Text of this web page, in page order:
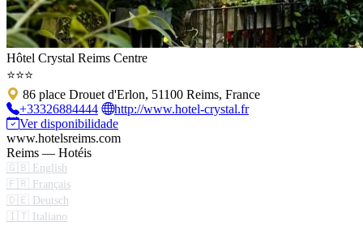
Hôtel Crystal Reims Centre
⭐⭐⭐
86 place Drouet d'Erlon, 51100 Reims, France
+33326884444
http://www.hotel-crystal.fr
Ver disponibilidade
www.hotelsreims.com
Reims — Hotéis
🇬🇧 English
🇫🇷 Français
🇩🇪 Deutsch
🇮🇹 Italiano